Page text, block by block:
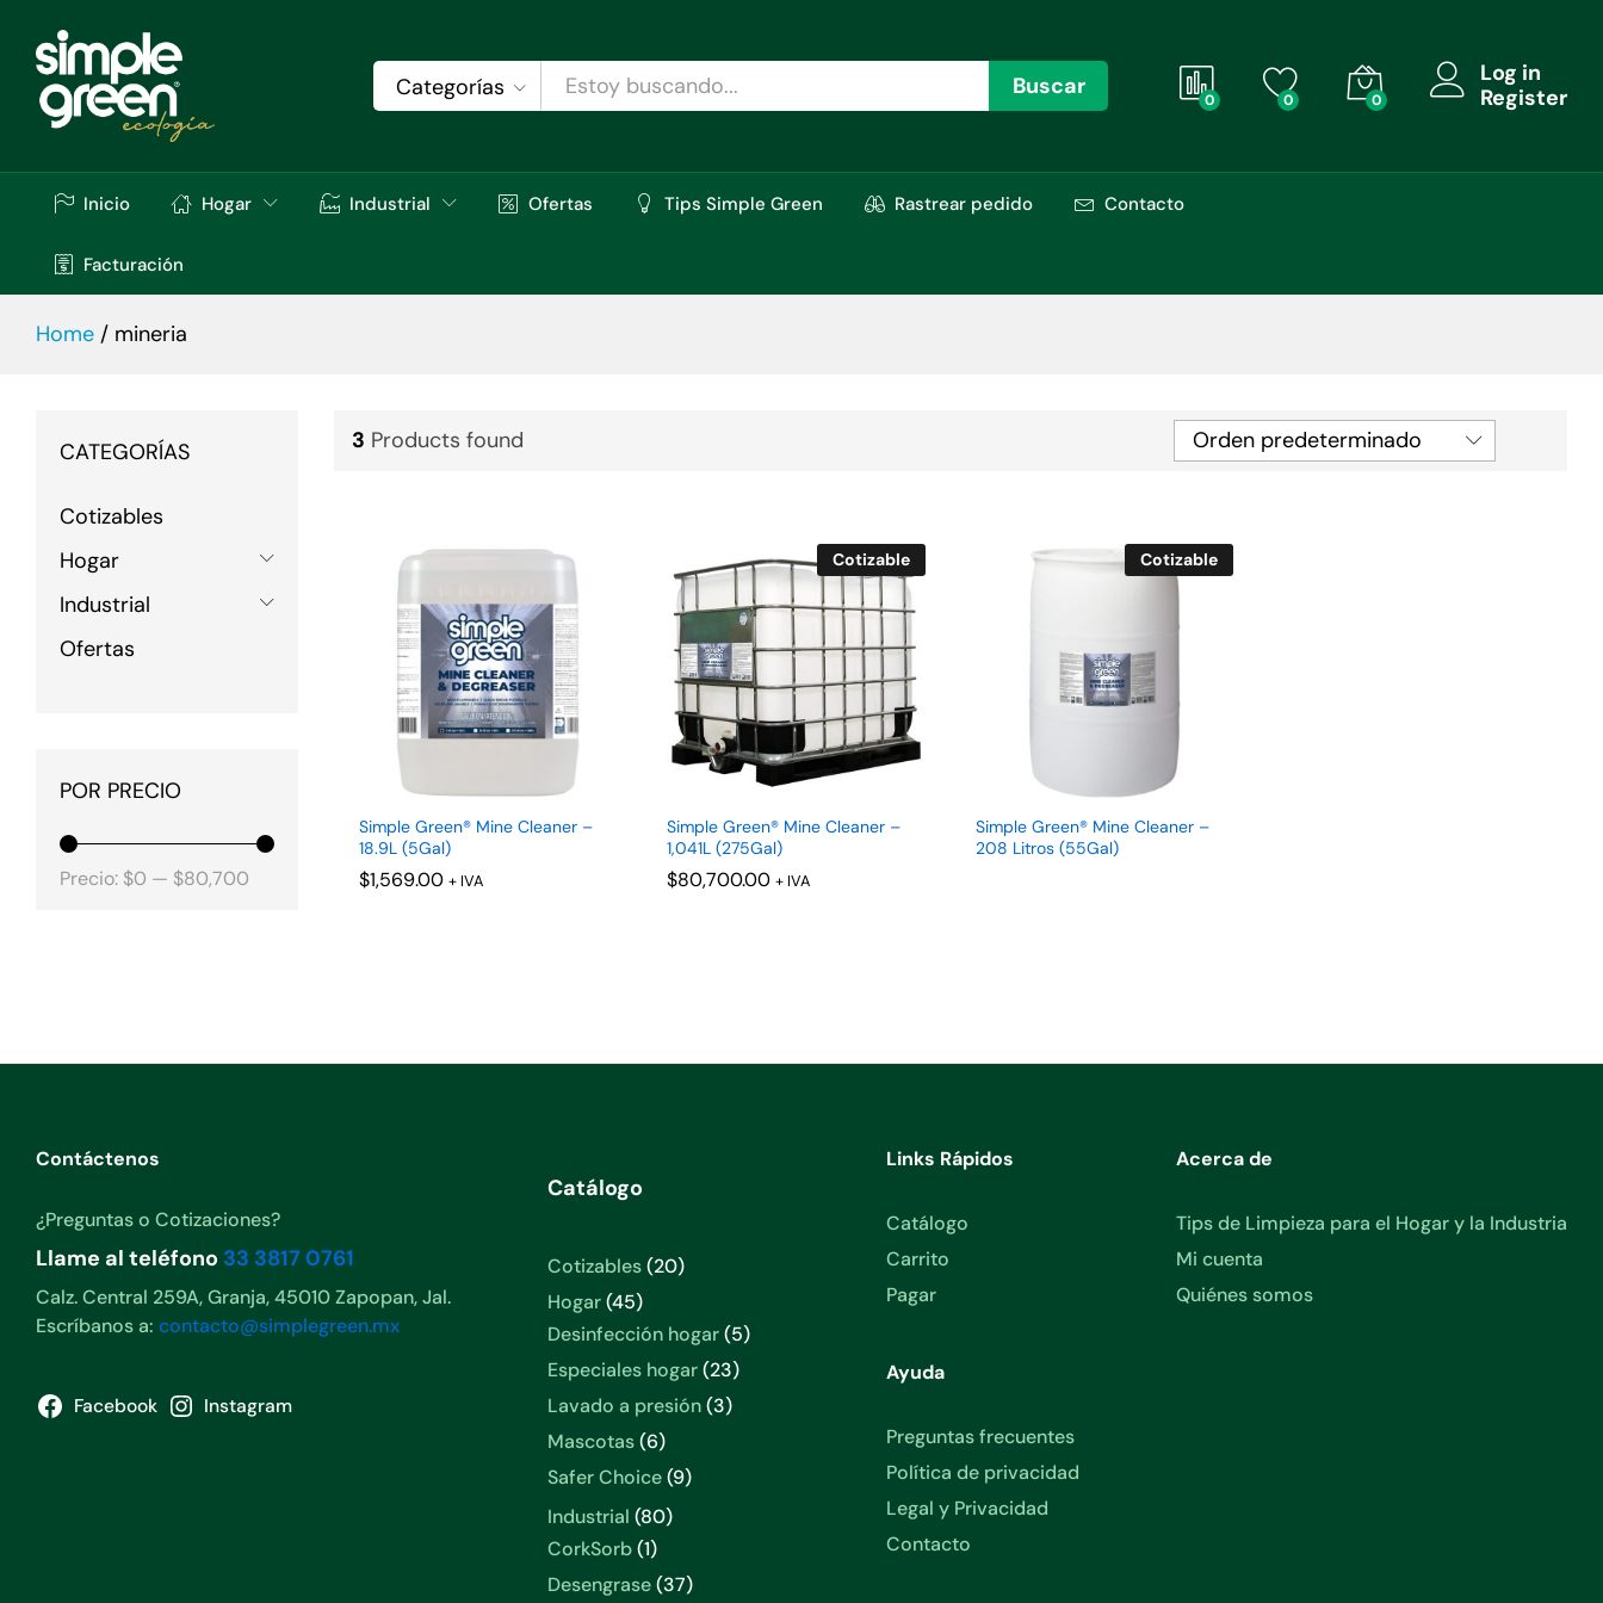
Categorías Buscar 0 0 0
Log in
Register
Inicio Hogar Industrial Ofertas Tips Simple Green Rastrear pedido Contacto
Facturación
Home / mineria
3 Products found Orden predeterminado
Simple Green® Mine Cleaner –
18.9L (5Gal)
$1,569.00 + IVA
$1,569.00
Cotizable
Simple Green® Mine Cleaner –
1,041L (275Gal)
$80,700.00 + IVA
$80,700.00
Cotizable
Simple Green® Mine Cleaner –
208 Litros (55Gal)
CATEGORÍAS
Cotizables
Hogar
Industrial
Ofertas
POR PRECIO
Precio: $0 — $80,700
Contáctenos
¿Preguntas o Cotizaciones?
Llame al teléfono 33 3817 0761
Calz. Central 259A, Granja, 45010 Zapopan, Jal.
Escríbanos a: contacto@simplegreen.mx
Facebook Instagram
Catálogo
Cotizables 2020
Hogar 4545
productos
Desinfección hogar 55
Especiales hogar 2323
productos
Lavado a presión 33
Mascotas 66
productos
Safer Choice 99
Industrial 8080
CorkSorb 11
producto
Desengrase 3737
Links Rápidos
Catálogo
Carrito
Pagar
Ayuda
Preguntas frecuentes
Política de privacidad
Legal y Privacidad
Contacto
Acerca de
Tips de Limpieza para el Hogar y la Industria
Mi cuenta
Quiénes somos